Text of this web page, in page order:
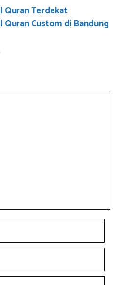
Quran Terdekat
Quran Custom di Bandung